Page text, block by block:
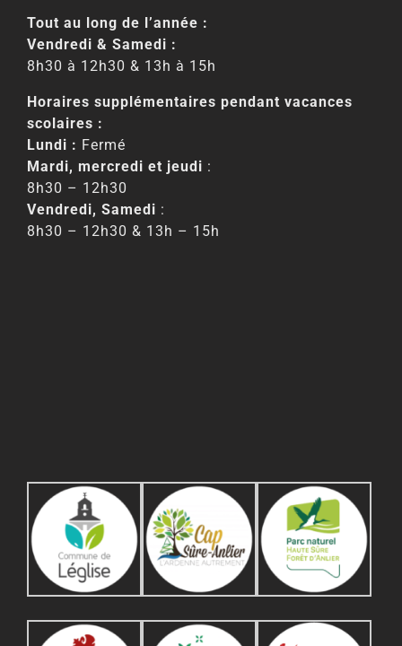
Tout au long de l’année :
Vendredi & Samedi :
8h30 à 12h30 & 13h à 15h
Horaires supplémentaires pendant vacances
scolaires :
Lundi : Fermé
Mardi, mercredi et jeudi :
8h30 – 12h30
Vendredi, Samedi :
8h30 – 12h30 & 13h – 15h